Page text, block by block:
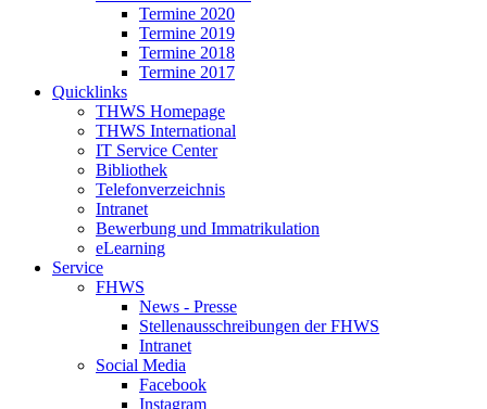
Termine 2020
Termine 2019
Termine 2018
Termine 2017
Quicklinks
THWS Homepage
THWS International
IT Service Center
Bibliothek
Telefonverzeichnis
Intranet
Bewerbung und Immatrikulation
eLearning
Service
FHWS
News - Presse
Stellenausschreibungen der FHWS
Intranet
Social Media
Facebook
Instagram